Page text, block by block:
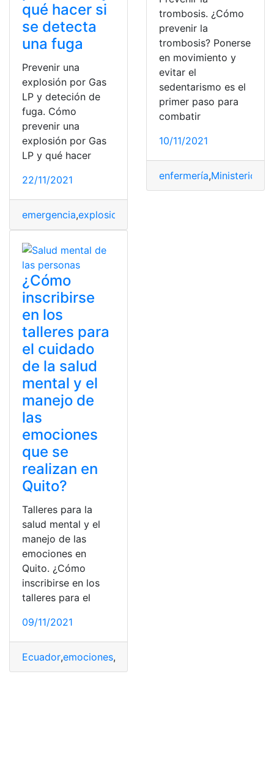
qué hacer si
se detecta
una fuga
Prevenir una
explosión por Gas
LP y deteción de
fuga. Cómo
prevenir una
explosión por Gas
LP y qué hacer
22/11/2021
emergencia,explosiones
trombosis. ¿Cómo
prevenir la
trombosis? Ponerse
en movimiento y
evitar el
sedentarismo es el
primer paso para
combatir
10/11/2021
enfermería,Ministerio de
¿Cómo
inscribirse
en los
talleres para
el cuidado
de la salud
mental y el
manejo de
las
emociones
que se
realizan en
Quito?
Talleres para la
salud mental y el
manejo de las
emociones en
Quito. ¿Cómo
inscribirse en los
talleres para el
09/11/2021
Ecuador,emociones,